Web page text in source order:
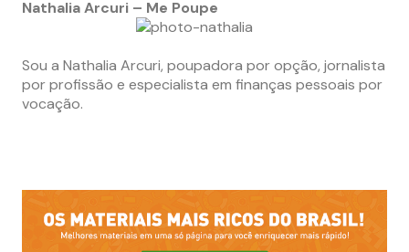
Nathalia Arcuri – Me Poupe
Sou a Nathalia Arcuri, poupadora por opção, jornalista
por profissão e especialista em finanças pessoais por
vocação.